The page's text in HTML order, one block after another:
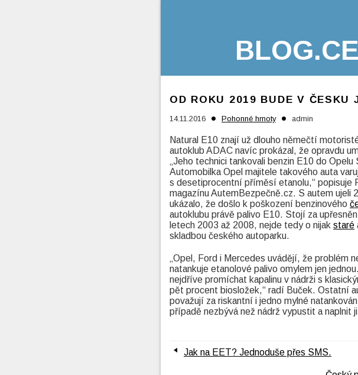
OD ROKU 2019 BUDE V ČESKU
14.11.2016 • Pohonné hmoty • admin
Natural E10 znají už dlouho němečtí
autoklub ADAC navíc prokázal, že opravdu
„Jeho technici tankovali benzin E10 do
Automobilka Opel majitele takového auta
s desetiprocentní příměsí etanolu,“ popisuje
magazínu AutemBezpečně.cz. S autem ujeli
ukázalo, že došlo k poškození benzinového
autoklubu právě palivo E10. Stojí za
letech 2003 až 2008, nejde tedy o nijak staré
skladbou českého autoparku.
„Opel, Ford i Mercedes uvádějí, že problém
natankuje etanolové palivo omylem jen
nejdříve promíchat kapalinu v nádrži s
pět procent biosložek,“ radí Buček. Ostatní
považují za riskantní i jedno mylné
případě nezbývá než nádrž vypustit a naplnit
Jak na EET? Jednoduše přes SMS.